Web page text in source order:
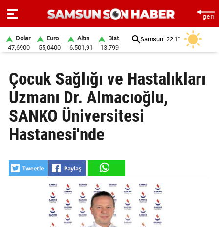
SAYFA
SAMSUN
HABER
SAMSUNSPOR
SİYASET
EKONOMİ
Dolar
47,6900
Euro
55,0400
Altın
6.501,91
Bist
13.799
Samsun 22.1°
Çocuk Sağlığı ve Hastalıkları
Uzmanı Dr. Almacıoğlu,
SANKO Üniversitesi
Hastanesi'nde